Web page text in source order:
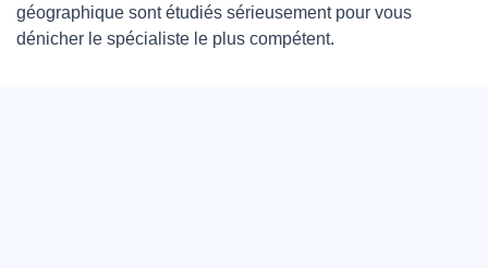
géographique sont étudiés sérieusement pour vous
dénicher le spécialiste le plus compétent.